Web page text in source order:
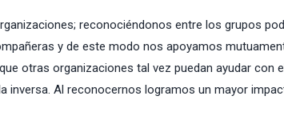
reconociéndonos entre los grupos
y de este modo nos apoyamos
otras organizaciones tal vez puedan ayudar con el
inversa. Al reconocernos logramos un mayor